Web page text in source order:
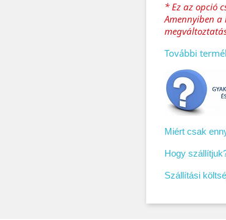
* Ez az opció
Amennyiben a
További
Miért csak
Hogy
Szállítási